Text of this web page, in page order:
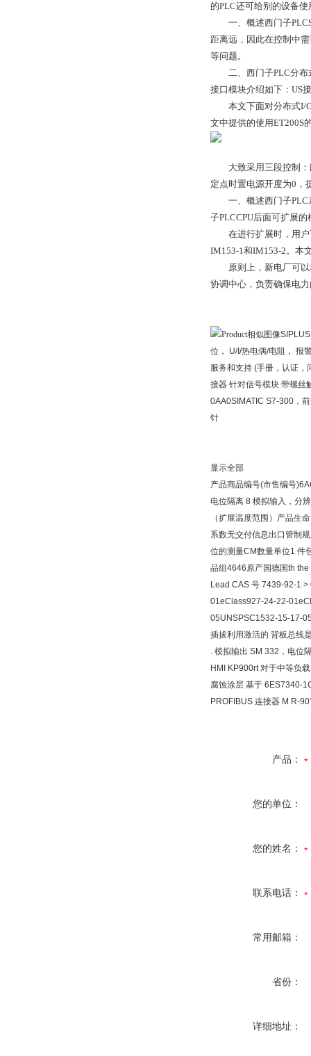
的PLC还可给别的设备
一、概述西门子
距离远，因此在控制中
等问题。
二、西门子PLC分布式
接口模块介绍如下：US
本文下面对分布式I/O
文中提供的使用ET200S
大致采用三段控制：
定点时置电源开度为0，
一、概述西门子PLC系
子PLCCPU后面可扩展
在进行扩展时，用户
IM153-1和IM153-2。本
原则上，新电厂可以
协调中心，负责确保电
相似图像
位， U/I/热电偶/电阻， 报
服务和支持 (手册，认证
接器 针对信号模块 带螺丝
0AA0SIMATIC S7-300，
针
显示全部
产品商品编号(市售编号
电位隔离 8 模拟输入，分
（扩展温度范围）产品生
系数无交付信息出口管制
位的测量CM数量单位1 件
品组4646原产国德国th
Lead CAS 号 7439-92-1
01eClass927-24-22-
05UNSPSC1532-15-17-
插拔利用激活的 背板总线
. 模拟输出 SM 332，电位
HMI KP900rt 对于中等负
腐蚀涂层 基于 6ES7340-
PROFIBUS 连接器 M R-
产品：
您的单位：
您的姓名：
联系电话：
常用邮箱：
省份：
详细地址：